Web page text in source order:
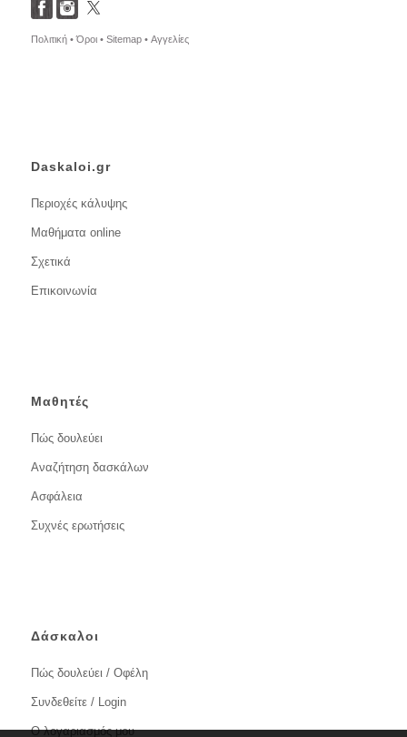
Πολιτική •Όροι • Sitemap • Αγγελίες
Daskaloi.gr
Περιοχές κάλυψης
Μαθήματα online
Σχετικά
Επικοινωνία
Μαθητές
Πώς δουλεύει
Αναζήτηση δασκάλων
Ασφάλεια
Συχνές ερωτήσεις
Δάσκαλοι
Πώς δουλεύει / Οφέλη
Συνδεθείτε / Login
Ο λογαριασμός μου